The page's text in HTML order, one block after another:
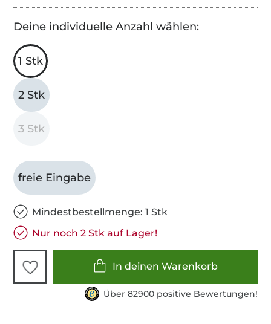
Deine individuelle Anzahl wählen:
1 Stk
2 Stk
3 Stk
freie Eingabe
Mindestbestellmenge: 1 Stk
Nur noch 2 Stk auf Lager!
In deinen Warenkorb
Über 82900 positive Bewertungen!